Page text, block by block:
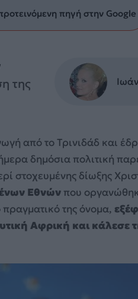
πηγή στην Google
της
από το Τρινιδάδ και
δημόσια πολιτική
στοχευμένης δίωξης
Εθνών που
της όνομα,
Αφρική και κάλεσε